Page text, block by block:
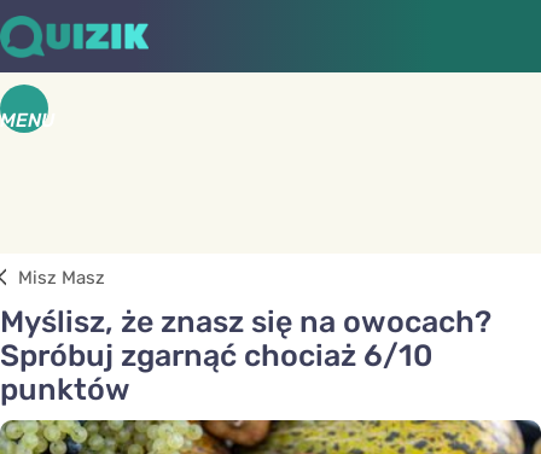
MENU
Misz Masz
Myślisz, że znasz się na owocach?
Spróbuj zgarnąć chociaż 6/10
punktów